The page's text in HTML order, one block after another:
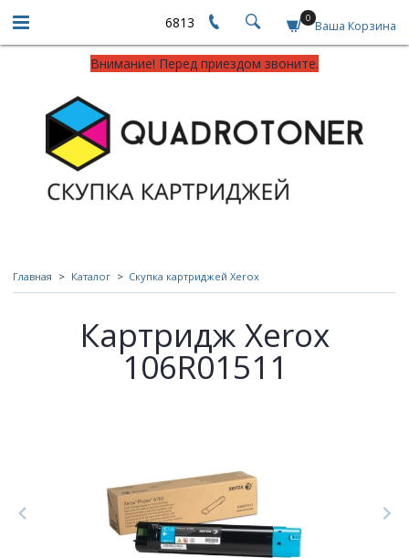
6813 0 Ваша Корзина
Внимание! Перед приездом звоните.
Главная Каталог Скупка картриджей Xerox
Картридж Xerox
106R01511